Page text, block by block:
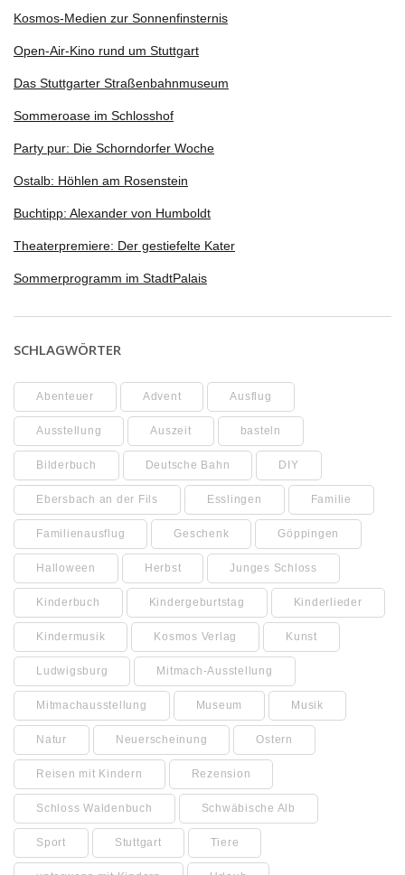
Kosmos-Medien zur Sonnenfinsternis
Open-Air-Kino rund um Stuttgart
Das Stuttgarter Straßenbahnmuseum
Sommeroase im Schlosshof
Party pur: Die Schorndorfer Woche
Ostalb: Höhlen am Rosenstein
Buchtipp: Alexander von Humboldt
Theaterpremiere: Der gestiefelte Kater
Sommerprogramm im StadtPalais
SCHLAGWÖRTER
Abenteuer Advent Ausflug
Ausstellung Auszeit basteln
Bilderbuch Deutsche Bahn DIY
Ebersbach an der Fils Esslingen Familie
Familienausflug Geschenk Göppingen
Halloween Herbst Junges Schloss
Kinderbuch Kindergeburtstag Kinderlieder
Kindermusik Kosmos Verlag Kunst
Ludwigsburg Mitmach-Ausstellung
Mitmachausstellung Museum Musik
Natur Neuerscheinung Ostern
Reisen mit Kindern Rezension
Schloss Waldenbuch Schwäbische Alb
Sport Stuttgart Tiere